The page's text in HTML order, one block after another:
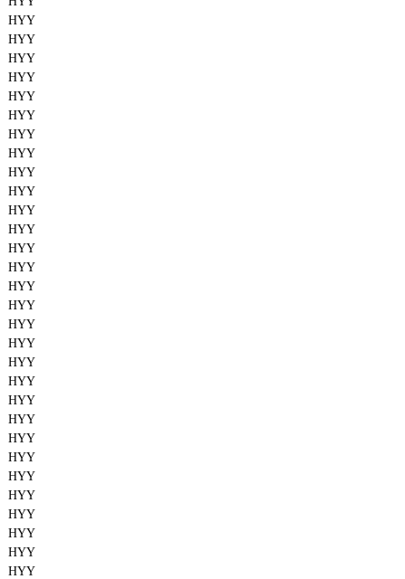
HYY
HYY
HYY
HYY
HYY
HYY
HYY
HYY
HYY
HYY
HYY
HYY
HYY
HYY
HYY
HYY
HYY
HYY
HYY
HYY
HYY
HYY
HYY
HYY
HYY
HYY
HYY
HYY
HYY
HYY